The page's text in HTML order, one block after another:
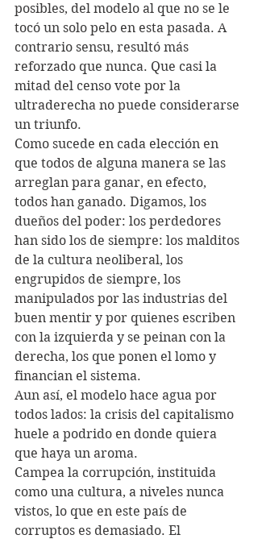
posibles, del modelo al que no se le
tocó un solo pelo en esta pasada. A
contrario sensu, resultó más
reforzado que nunca. Que casi la
mitad del censo vote por la
ultraderecha no puede considerarse
un triunfo.
Como sucede en cada elección en
que todos de alguna manera se las
arreglan para ganar, en efecto,
todos han ganado. Digamos, los
dueños del poder: los perdedores
han sido los de siempre: los malditos
de la cultura neoliberal, los
engrupidos de siempre, los
manipulados por las industrias del
buen mentir y por quienes escriben
con la izquierda y se peinan con la
derecha, los que ponen el lomo y
financian el sistema.
Aun así, el modelo hace agua por
todos lados: la crisis del capitalismo
huele a podrido en donde quiera
que haya un aroma.
Campea la corrupción, instituida
como una cultura, a niveles nunca
vistos, lo que en este país de
corruptos es demasiado. El